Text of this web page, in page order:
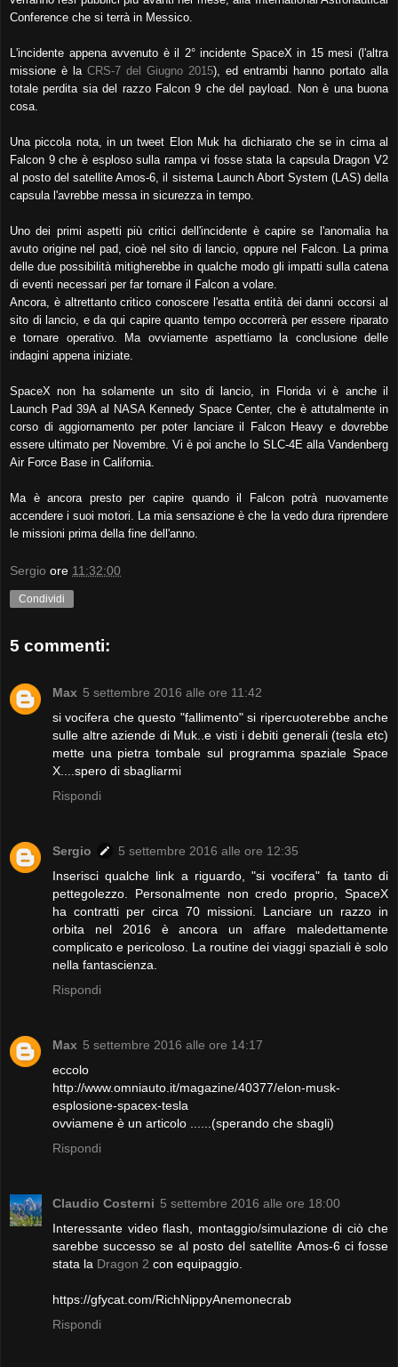
Conference che si terrà in Messico.
L'incidente appena avvenuto è il 2° incidente SpaceX in 15 mesi (l'altra
missione è la CRS-7 del Giugno 2015), ed entrambi hanno portato alla
totale perdita sia del razzo Falcon 9 che del payload. Non è una buona
cosa.
Una piccola nota, in un tweet Elon Muk ha dichiarato che se in cima al
Falcon 9 che è esploso sulla rampa vi fosse stata la capsula Dragon V2
al posto del satellite Amos-6, il sistema Launch Abort System (LAS) della
capsula l'avrebbe messa in sicurezza in tempo.
Uno dei primi aspetti più critici dell'incidente è capire se l'anomalia ha
avuto origine nel pad, cioè nel sito di lancio, oppure nel Falcon. La prima
delle due possibilità mitigherebbe in qualche modo gli impatti sulla catena
di eventi necessari per far tornare il Falcon a volare.
Ancora, è altrettanto critico conoscere l'esatta entità dei danni occorsi al
sito di lancio, e da qui capire quanto tempo occorrerà per essere riparato
e tornare operativo. Ma ovviamente aspettiamo la conclusione delle
indagini appena iniziate.
SpaceX non ha solamente un sito di lancio, in Florida vi è anche il
Launch Pad 39A al NASA Kennedy Space Center, che è attutalmente in
corso di aggiornamento per poter lanciare il Falcon Heavy e dovrebbe
essere ultimato per Novembre. Vi è poi anche lo SLC-4E alla Vandenberg
Air Force Base in California.
Ma è ancora presto per capire quando il Falcon potrà nuovamente
accendere i suoi motori. La mia sensazione è che la vedo dura riprendere
le missioni prima della fine dell'anno.
Sergio ore 11:32:00
Condividi
5 commenti:
Max 5 settembre 2016 alle ore 11:42
si vocifera che questo "fallimento" si ripercuoterebbe anche
sulle altre aziende di Muk..e visti i debiti generali (tesla etc)
mette una pietra tombale sul programma spaziale Space
X....spero di sbagliarmi
Rispondi
Sergio
5 settembre 2016 alle ore 12:35
Inserisci qualche link a riguardo, "si vocifera" fa tanto di
pettegolezzo. Personalmente non credo proprio, SpaceX
ha contratti per circa 70 missioni. Lanciare un razzo in
orbita nel 2016 è ancora un affare maledettamente
complicato e pericoloso. La routine dei viaggi spaziali è solo
nella fantascienza.
Rispondi
Max 5 settembre 2016 alle ore 14:17
eccolo
http://www.omniauto.it/magazine/40377/elon-musk-
esplosione-spacex-tesla
ovviamene è un articolo ......(sperando che sbagli)
Rispondi
Claudio Costerni 5 settembre 2016 alle ore 18:00
Interessante video flash, montaggio/simulazione di ciò che
sarebbe successo se al posto del satellite Amos-6 ci fosse
stata la Dragon 2 con equipaggio.
https://gfycat.com/RichNippyAnemonecrab
Rispondi